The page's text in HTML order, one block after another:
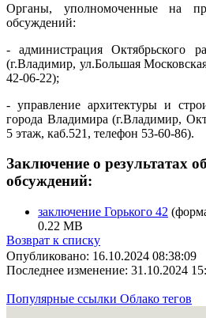
Органы, уполномоченные на
обсуждений:
- администрация Октябрьского
(г.Владимир, ул.Большая
42-06-22);
- управление архитектуры и
города Владимира (г.Владимир,
5 этаж, каб.521, телефон 53-60-86).
Заключение о результатах
обсуждений:
заключение Горького 42
0.22 MB
Возврат к списку
Опубликовано: 16.10.2024 08:38:09
Последнее изменение: 31.10.2024
Популярные ссылки Облако тегов